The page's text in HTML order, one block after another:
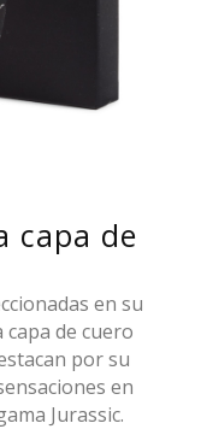
capa de
en su
de cuero
por su
en
Jurassic.